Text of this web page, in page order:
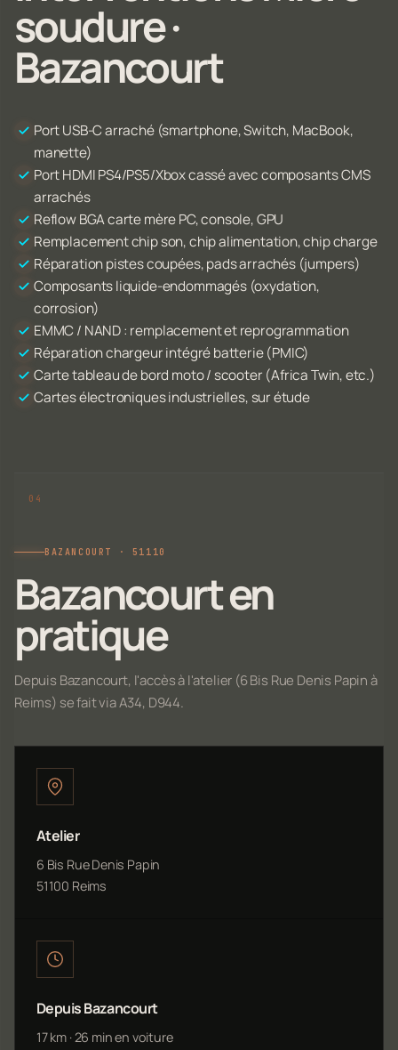
soudure ·
Bazancourt
Port USB-C arraché (smartphone, Switch, MacBook,
manette)
Port HDMI PS4/PS5/Xbox cassé avec composants CMS
arrachés
Reflow BGA carte mère PC, console, GPU
Remplacement chip son, chip alimentation, chip charge
Réparation pistes coupées, pads arrachés (jumpers)
Composants liquide-endommagés (oxydation,
corrosion)
EMMC / NAND : remplacement et reprogrammation
Réparation chargeur intégré batterie (PMIC)
Carte tableau de bord moto / scooter (Africa Twin, etc.)
Cartes électroniques industrielles, sur étude
BAZANCOURT · 51110
Bazancourt en
pratique
Depuis Bazancourt, l'accès à l'atelier (6 Bis Rue Denis Papin à
Reims) se fait via A34, D944.
Atelier
6 Bis Rue Denis Papin
51100 Reims
Depuis Bazancourt
17 km · 26 min en voiture